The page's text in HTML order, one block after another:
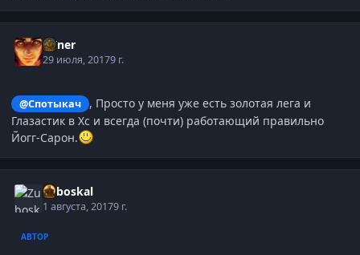
MIner
29 июля, 20179 г.
@Спотыкач
, Просто у меня уже есть золотая лега и
Глазастик в Хс и всегда (почти) работающий правильно
Йогг-Сарон.
Zuboskal
1 августа, 20179 г.
АВТОР